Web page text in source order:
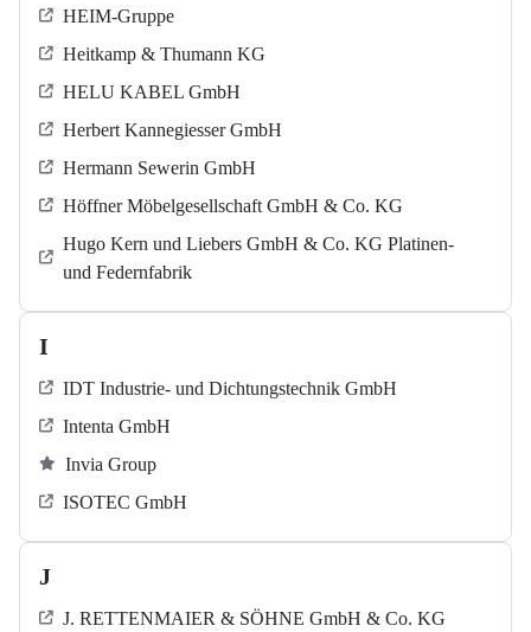
HEIM-Gruppe
Heitkamp & Thumann KG
HELU KABEL GmbH
Herbert Kannegiesser GmbH
Hermann Sewerin GmbH
Höffner Möbelgesellschaft GmbH & Co. KG
Hugo Kern und Liebers GmbH & Co. KG Platinen-
und Federnfabrik
I
IDT Industrie- und Dichtungstechnik GmbH
Intenta GmbH
Invia Group
ISOTEC GmbH
J
J. RETTENMAIER & SÖHNE GmbH & Co. KG